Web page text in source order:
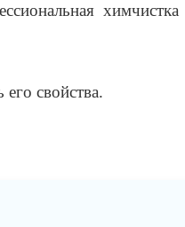
химчистка
свойства.